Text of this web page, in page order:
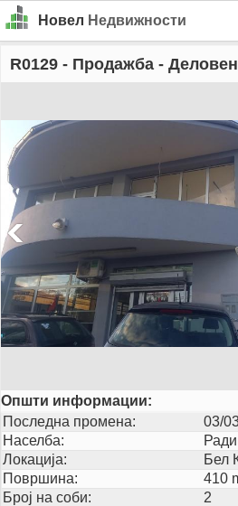
Новел Недвижности
Почетна
Издавање
За Нас
Контакт
Најава
MK
EN
GO!
R0129 - Продажба - Деловен
Општи информации:
Последна промена:
03/
Населба:
Локација:
Бел
Површина:
410
Број на соби:
2